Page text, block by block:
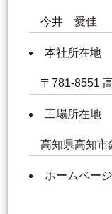
今井 愛佳
本社所在地
〒781-8551
工場所在地
高知県高知市
ホームページ